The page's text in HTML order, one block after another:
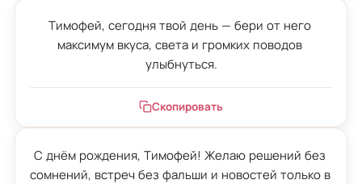
Тимофей, сегодня твой день — бери от него
максимум вкуса, света и громких поводов
улыбнуться.
Скопировать
С днём рождения, Тимофей! Желаю решений без
сомнений, встреч без фальши и новостей только в